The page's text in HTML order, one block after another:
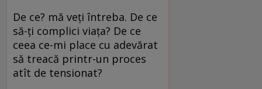
De ce? mă veţi întreba. De ce
să-ţi complici viaţa? De ce
ceea ce-mi place cu adevărat
să treacă printr-un proces
atît de tensionat?